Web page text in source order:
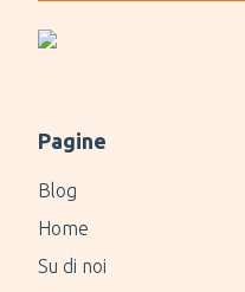
Pagine
Blog
Home
Su di noi